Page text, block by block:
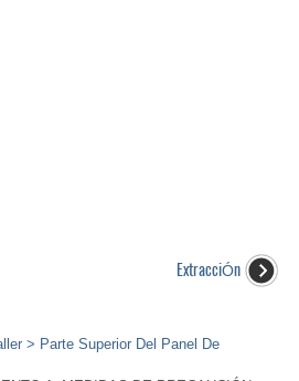
ExtracciÓn
> Parte Superior Del Panel De